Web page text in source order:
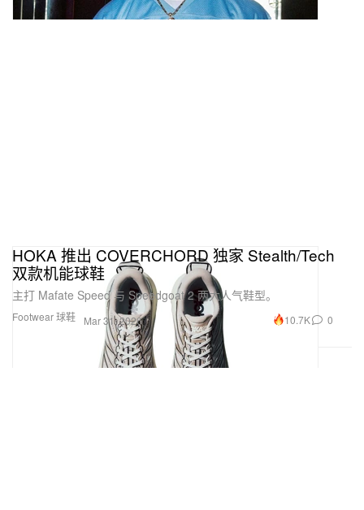
Footwear 球鞋
HOKA 推出 COVERCHORD 独家 Stealth/Tech
双款机能球鞋
主打 Mafate Speed 与 Speedgoat 2 两大人气鞋型。
Mar 31, 2026 10.7K 0